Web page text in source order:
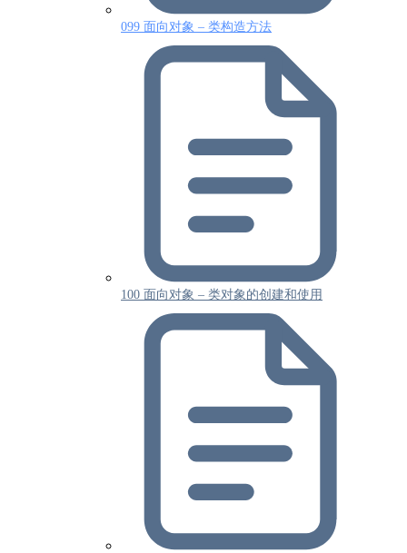
099 面向对象 – 类构造方法
100 面向对象 – 类对象的创建和使用